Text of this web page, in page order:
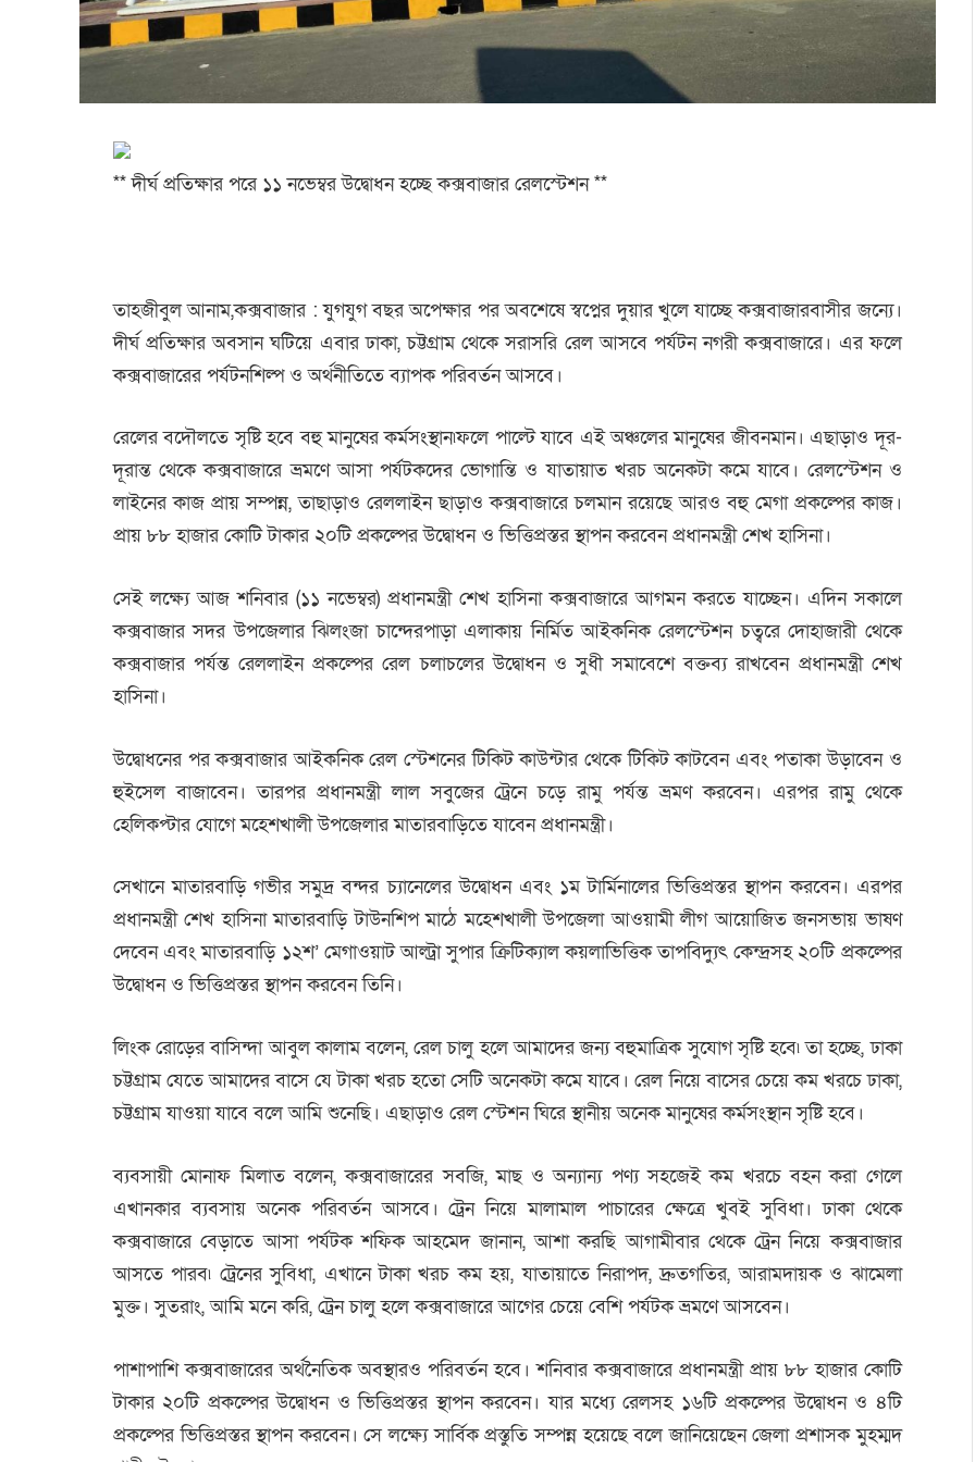
** দীর্ঘ প্রতিক্ষার পরে ১১ নভেম্বর উদ্বোধন হচ্ছে কক্সবাজার রেলস্টেশন **
তাহজীবুল আনাম,কক্সবাজার :যুগযুগ বছর অপেক্ষার পর অবশেষে স্বপ্নের দুয়ার খুলে যাচ্ছে কক্সবাজারবাসীর জন্যে।
দীর্ঘ প্রতিক্ষার অবসান ঘটিয়ে এবার ঢাকা, চট্টগ্রাম থেকে সরাসরি রেল আসবে পর্যটন নগরী কক্সবাজারে। এর ফলে
কক্সবাজারের পর্যটনশিল্প ও অর্থনীতিতে ব্যাপক পরিবর্তন আসবে।
রেলের বদৌলতে সৃষ্টি হবে বহু মানুষের কর্মসংস্থান৷ফলে পাল্টে যাবে এই অঞ্চলের মানুষের জীবনমান। এছাড়াও দূর-
দূরান্ত থেকে কক্সবাজারে ভ্রমণে আসা পর্যটকদের ভোগান্তি ও যাতায়াত খরচ অনেকটা কমে যাবে। রেলস্টেশন ও
লাইনের কাজ প্রায় সম্পন্ন, তাছাড়াও রেললাইন ছাড়াও কক্সবাজারে চলমান রয়েছে আরও বহু মেগা প্রকল্পের কাজ।
প্রায় ৮৮ হাজার কোটি টাকার ২০টি প্রকল্পের উদ্বোধন ও ভিত্তিপ্রস্তর স্থাপন করবেন প্রধানমন্ত্রী শেখ হাসিনা।
সেই লক্ষ্যে আজ শনিবার (১১ নভেম্বর) প্রধানমন্ত্রী শেখ হাসিনা কক্সবাজারে আগমন করতে যাচ্ছেন। এদিন সকালে
কক্সবাজার সদর উপজেলার ঝিলংজা চান্দেরপাড়া এলাকায় নির্মিত আইকনিক রেলস্টেশন চত্বরে দোহাজারী থেকে
কক্সবাজার পর্যন্ত রেললাইন প্রকল্পের রেল চলাচলের উদ্বোধন ও সুধী সমাবেশে বক্তব্য রাখবেন প্রধানমন্ত্রী শেখ
হাসিনা।
উদ্বোধনের পর কক্সবাজার আইকনিক রেল স্টেশনের টিকিট কাউন্টার থেকে টিকিট কাটবেন এবং পতাকা উড়াবেন ও
হুইসেল বাজাবেন। তারপর প্রধানমন্ত্রী লাল সবুজের ট্রেনে চড়ে রামু পর্যন্ত ভ্রমণ করবেন। এরপর রামু থেকে
হেলিকপ্টার যোগে মহেশখালী উপজেলার মাতারবাড়িতে যাবেন প্রধানমন্ত্রী।
সেখানে মাতারবাড়ি গভীর সমুদ্র বন্দর চ্যানেলের উদ্বোধন এবং ১ম টার্মিনালের ভিত্তিপ্রস্তর স্থাপন করবেন। এরপর
প্রধানমন্ত্রী শেখ হাসিনা মাতারবাড়ি টাউনশিপ মাঠে মহেশখালী উপজেলা আওয়ামী লীগ আয়োজিত জনসভায় ভাষণ
দেবেন এবং মাতারবাড়ি ১২শ’ মেগাওয়াট আল্ট্রা সুপার ক্রিটিক্যাল কয়লাভিত্তিক তাপবিদ্যুৎ কেন্দ্রসহ ২০টি প্রকল্পের
উদ্বোধন ও ভিত্তিপ্রস্তর স্থাপন করবেন তিনি।
লিংক রোড়ের বাসিন্দা আবুল কালাম বলেন, রেল চালু হলে আমাদের জন্য বহুমাত্রিক সুযোগ সৃষ্টি হবে৷ তা হচ্ছে, ঢাকা
চট্টগ্রাম যেতে আমাদের বাসে যে টাকা খরচ হতো সেটি অনেকটা কমে যাবে। রেল নিয়ে বাসের চেয়ে কম খরচে ঢাকা,
চট্টগ্রাম যাওয়া যাবে বলে আমি শুনেছি। এছাড়াও রেল স্টেশন ঘিরে স্থানীয় অনেক মানুষের কর্মসংস্থান সৃষ্টি হবে।
ব্যবসায়ী মোনাফ মিলাত বলেন, কক্সবাজারের সবজি, মাছ ও অন্যান্য পণ্য সহজেই কম খরচে বহন করা গেলে
এখানকার ব্যবসায় অনেক পরিবর্তন আসবে। ট্রেন নিয়ে মালামাল পাচারের ক্ষেত্রে খুবই সুবিধা। ঢাকা থেকে
কক্সবাজারে বেড়াতে আসা পর্যটক শফিক আহমেদ জানান, আশা করছি আগামীবার থেকে ট্রেন নিয়ে কক্সবাজার
আসতে পারব৷ ট্রেনের সুবিধা, এখানে টাকা খরচ কম হয়, যাতায়াতে নিরাপদ, দ্রুতগতির, আরামদায়ক ও ঝামেলা
মুক্ত। সুতরাং, আমি মনে করি, ট্রেন চালু হলে কক্সবাজারে আগের চেয়ে বেশি পর্যটক ভ্রমণে আসবেন।
পাশাপাশি কক্সবাজারের অর্থনৈতিক অবস্থারও পরিবর্তন হবে। শনিবার কক্সবাজারে প্রধানমন্ত্রী প্রায় ৮৮ হাজার কোটি
টাকার ২০টি প্রকল্পের উদ্বোধন ও ভিত্তিপ্রস্তর স্থাপন করবেন। যার মধ্যে রেলসহ ১৬টি প্রকল্পের উদ্বোধন ও ৪টি
প্রকল্পের ভিত্তিপ্রস্তর স্থাপন করবেন। সে লক্ষ্যে সার্বিক প্রস্তুতি সম্পন্ন হয়েছে বলে জানিয়েছেন জেলা প্রশাসক মুহম্মদ